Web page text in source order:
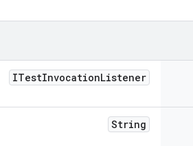
ITestInvocationListener
String